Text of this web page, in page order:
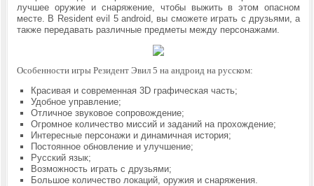
лучшее оружие и снаряжение, чтобы выжить в этом опасном
месте. В Resident evil 5 android, вы сможете играть с друзьями, а
также передавать различные предметы между персонажами.
Особенности игры Резидент Эвил 5 на андроид на русском:
Красивая и современная 3D графическая часть;
Удобное управление;
Отличное звуковое сопровождение;
Огромное количество миссий и заданий на прохождение;
Интересные персонажи и динамичная история;
Постоянное обновление и улучшение;
Русский язык;
Возможность играть с друзьями;
Большое количество локаций, оружия и снаряжения.